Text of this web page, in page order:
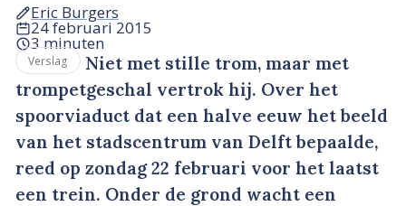
Eric Burgers
24 februari 2015
3 minuten
Verslag
Niet met stille trom, maar met
trompetgeschal vertrok hij. Over het
spoorviaduct dat een halve eeuw het beeld
van het stadscentrum van Delft bepaalde,
reed op zondag 22 februari voor het laatst
een trein. Onder de grond wacht een